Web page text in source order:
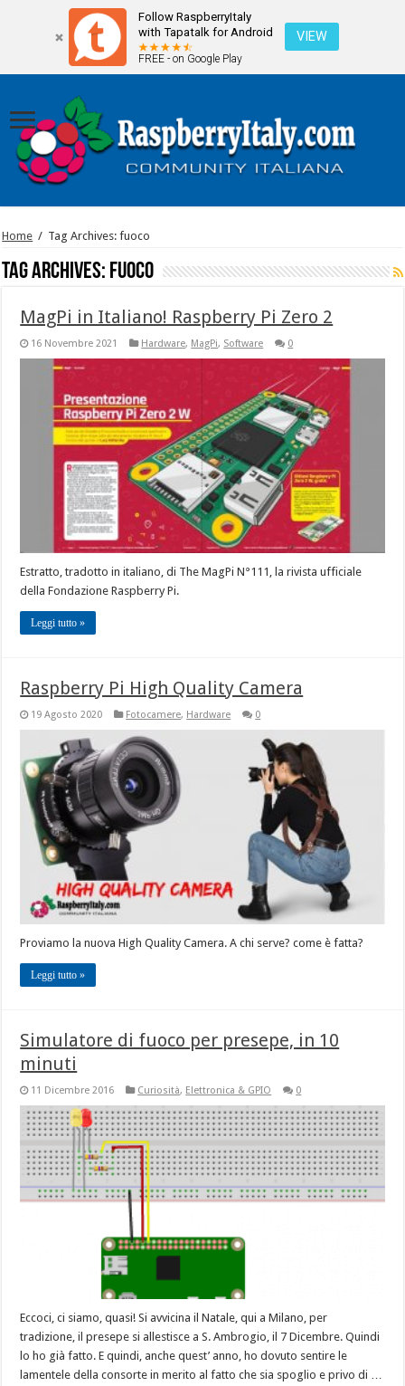
Follow RaspberryItaly
with Tapatalk for Android
FREE - on Google Play
VIEW
Home / Tag Archives: fuoco
Tag Archives: fuoco
MagPi in Italiano! Raspberry Pi Zero 2
16 Novembre 2021 Hardware, MagPi, Software 0
Estratto, tradotto in italiano, di The MagPi N°111, la rivista ufficiale
della Fondazione Raspberry Pi.
Leggi tutto »
Raspberry Pi High Quality Camera
19 Agosto 2020 Fotocamere, Hardware 0
Proviamo la nuova High Quality Camera. A chi serve? come è fatta?
Leggi tutto »
Simulatore di fuoco per presepe, in 10
minuti
11 Dicembre 2016 Curiosità, Elettronica & GPIO 0
Eccoci, ci siamo, quasi! Si avvicina il Natale, qui a Milano, per
tradizione, il presepe si allestisce a S. Ambrogio, il 7 Dicembre. Quindi
lo ho già fatto. E quindi, anche quest’ anno, ho dovuto sentire le
lamentele della consorte in merito al fatto che sia spoglio e privo di …